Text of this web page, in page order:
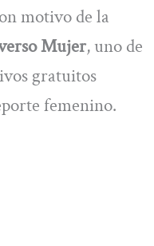
motivo de la
Mujer, uno de
gratuitos
femenino.